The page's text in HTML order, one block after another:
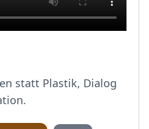
statt Plastik, Dialog